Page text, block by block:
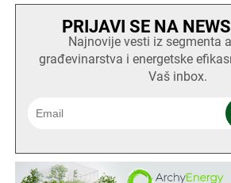
PRIJAVI SE NA
Najnovije vesti iz segmenta
građevinarstva i energetske
Vaš inbox.